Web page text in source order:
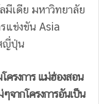
เดีย มหาวิทยาลัย
แข่งขัน Asia
ญี่ปุ่น
รงการ แม่ฮ่องสอน
ๆจากโครงการอันเป็น